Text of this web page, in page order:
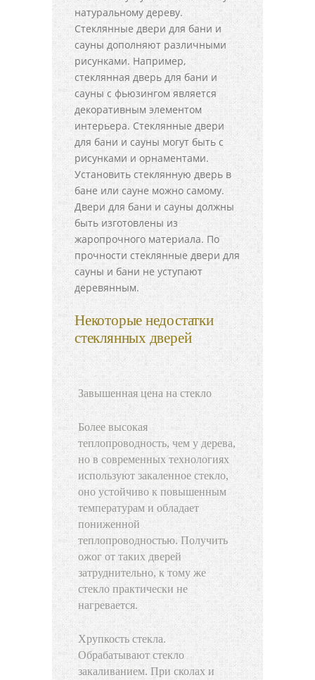
натуральному дереву.
Стеклянные двери для бани и
сауны дополняют различными
рисунками. Например,
стеклянная дверь для бани и
сауны с фьюзингом является
декоративным элементом
интерьера. Стеклянные двери
для бани и сауны могут быть с
рисунками и орнаментами.
Установить стеклянную дверь в
бане или сауне можно самому.
Двери для бани и сауны должны
быть изготовлены из
жаропрочного материала. По
прочности стеклянные двери для
сауны и бани не уступают
деревянным.
Некоторые недостатки
стеклянных дверей
Завышенная цена на стекло
Более высокая
теплопроводность, чем у дерева,
но в современных технологиях
используют закаленное стекло,
оно устойчиво к повышенным
температурам и обладает
пониженной
теплопроводностью. Получить
ожог от таких дверей
затруднительно, к тому же
стекло практически не
нагревается.
Хрупкость стекла.
Обрабатывают стекло
закаливанием. При сколах и